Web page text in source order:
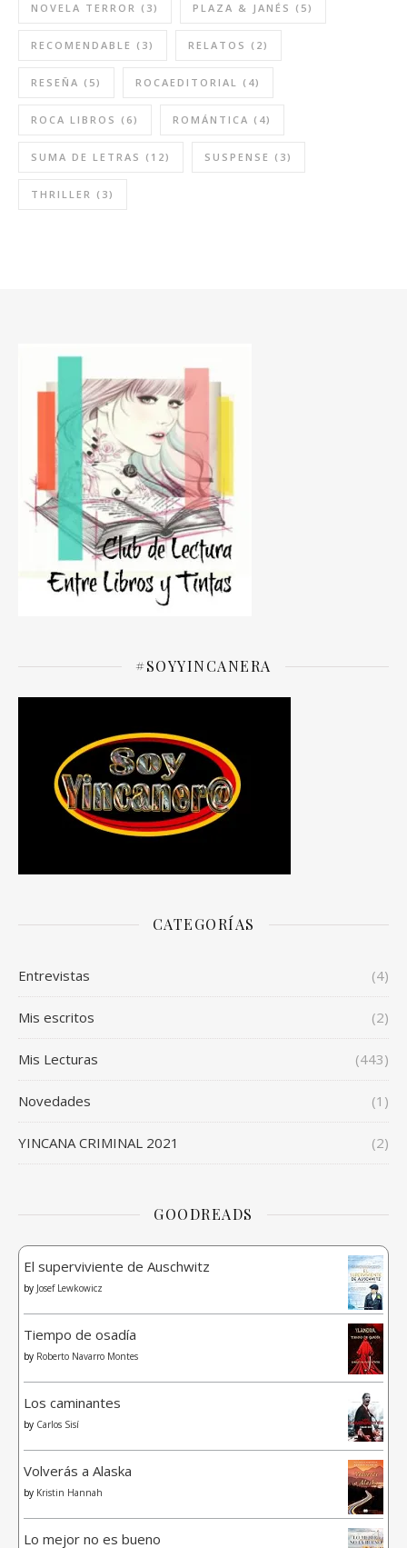
NOVELA TERROR (3) PLAZA & JANÉS (5)
RECOMENDABLE (3) RELATOS (2)
RESEÑA (5) ROCAEDITORIAL (4)
ROCA LIBROS (6) ROMÁNTICA (4)
SUMA DE LETRAS (12) SUSPENSE (3)
THRILLER (3)
#SOYYINCANERA
CATEGORÍAS
Entrevistas (4)
Mis escritos (2)
Mis Lecturas (443)
Novedades (1)
YINCANA CRIMINAL 2021 (2)
GOODREADS
El superviviente de Auschwitz
by Josef Lewkowicz
Tiempo de osadía
by Roberto Navarro Montes
Los caminantes
by Carlos Sisí
Volverás a Alaska
by Kristin Hannah
Lo mejor no es bueno